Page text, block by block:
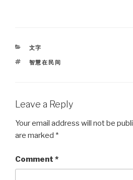
CATEGORIES
文字
TAGS
智慧在民间
Leave a Reply
Your email address will not be
are marked *
Comment *